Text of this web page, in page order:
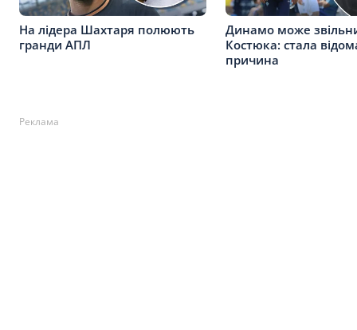
На лідера Шахтаря полюють
гранди АПЛ
Динамо може
Костюка: стала
причина
Реклама